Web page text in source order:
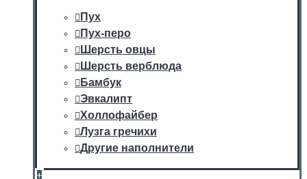
Пух
Пух-перо
Шерсть овцы
Шерсть верблюда
Бамбук
Эвкалипт
Холлофайбер
Лузга гречихи
Другие наполнители
+